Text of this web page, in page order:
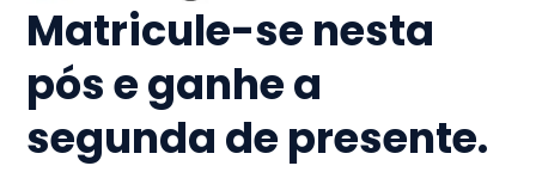
Matricule-se nesta
pós e ganhe a
segunda de presente.